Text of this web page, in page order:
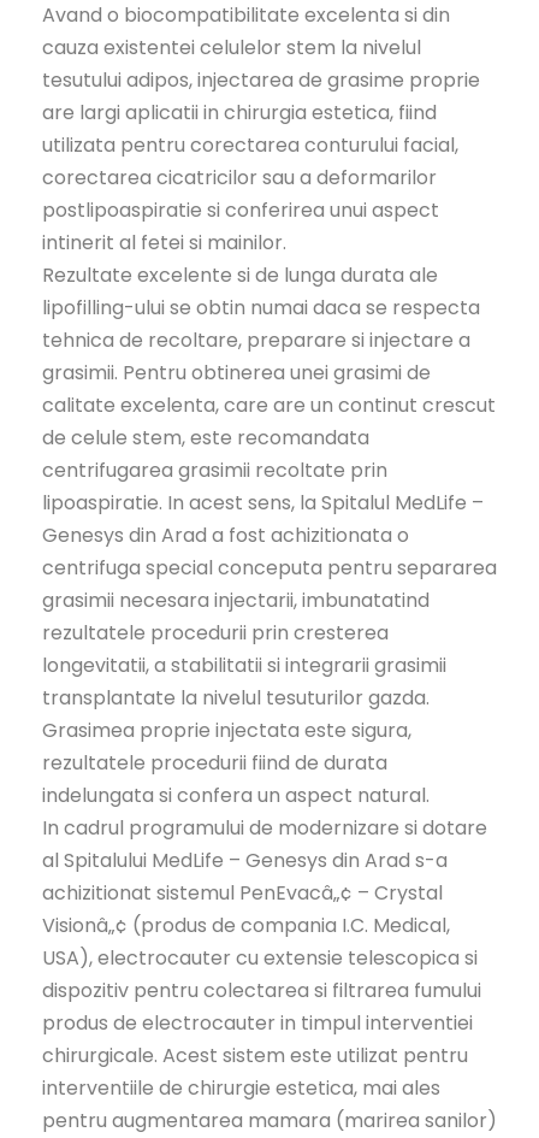
Avand o biocompatibilitate excelenta si din
cauza existentei celulelor stem la nivelul
tesutului adipos, injectarea de grasime proprie
are largi aplicatii in chirurgia estetica, fiind
utilizata pentru corectarea conturului facial,
corectarea cicatricilor sau a deformarilor
postlipoaspiratie si conferirea unui aspect
intinerit al fetei si mainilor.
Rezultate excelente si de lunga durata ale
lipofilling-ului se obtin numai daca se respecta
tehnica de recoltare, preparare si injectare a
grasimii. Pentru obtinerea unei grasimi de
calitate excelenta, care are un continut crescut
de celule stem, este recomandata
centrifugarea grasimii recoltate prin
lipoaspiratie. In acest sens, la Spitalul MedLife –
Genesys din Arad a fost achizitionata o
centrifuga special conceputa pentru separarea
grasimii necesara injectarii, imbunatatind
rezultatele procedurii prin cresterea
longevitatii, a stabilitatii si integrarii grasimii
transplantate la nivelul tesuturilor gazda.
Grasimea proprie injectata este sigura,
rezultatele procedurii fiind de durata
indelungata si confera un aspect natural.
In cadrul programului de modernizare si dotare
al Spitalului MedLife – Genesys din Arad s-a
achizitionat sistemul PenEvacâ„¢ – Crystal
Visionâ„¢ (produs de compania I.C. Medical,
USA), electrocauter cu extensie telescopica si
dispozitiv pentru colectarea si filtrarea fumului
produs de electrocauter in timpul interventiei
chirurgicale. Acest sistem este utilizat pentru
interventiile de chirurgie estetica, mai ales
pentru augmentarea mamara (marirea sanilor)